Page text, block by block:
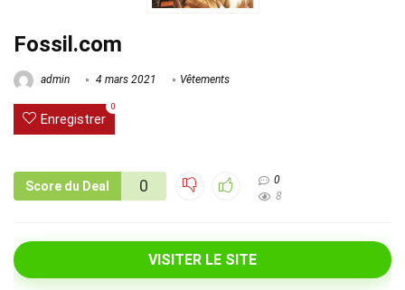
Fossil.com
admin 4 mars 2021 Vêtements
Enregistrer
0
Score du Deal 0
0
8
VISITER LE SITE